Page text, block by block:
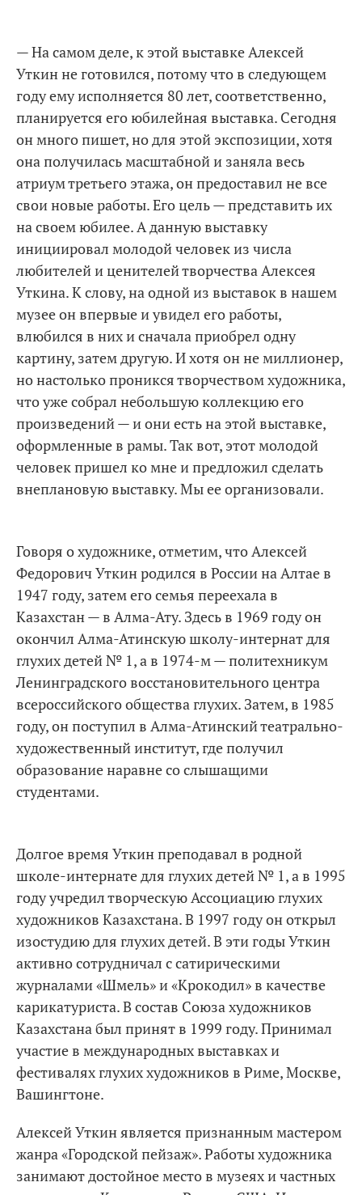
— На самом деле, к этой выставке Алексей
Уткин не готовился, потому что в следующем
году ему исполняется 80 лет, соответственно,
планируется его юбилейная выставка. Сегодня
он много пишет, но для этой экспозиции, хотя
она получилась масштабной и заняла весь
атриум третьего этажа, он предоставил не все
свои новые работы. Его цель — представить их
на своем юбилее. А данную выставку
инициировал молодой человек из числа
любителей и ценителей творчества Алексея
Уткина. К слову, на одной из выставок в нашем
музее он впервые и увидел его работы,
влюбился в них и сначала приобрел одну
картину, затем другую. И хотя он не миллионер,
но настолько проникся творчеством художника,
что уже собрал небольшую коллекцию его
произведений — и они есть на этой выставке,
оформленные в рамы. Так вот, этот молодой
человек пришел ко мне и предложил сделать
внеплановую выставку. Мы ее организовали.
Говоря о художнике, отметим, что Алексей
Федорович Уткин родился в России на Алтае в
1947 году, затем его семья переехала в
Казахстан — в Алма-Ату. Здесь в 1969 году он
окончил Алма-Атинскую школу-интернат для
глухих детей № 1, а в 1974-м — политехникум
Ленинградского восстановительного центра
всероссийского общества глухих. Затем, в 1985
году, он поступил в Алма-Атинский театрально-
художественный институт, где получил
образование наравне со слышащими
студентами.
Долгое время Уткин преподавал в родной
школе-интернате для глухих детей № 1, а в 1995
году учредил творческую Ассоциацию глухих
художников Казахстана. В 1997 году он открыл
изостудию для глухих детей. В эти годы Уткин
активно сотрудничал с сатирическими
журналами «Шмель» и «Крокодил» в качестве
карикатуриста. В состав Союза художников
Казахстана был принят в 1999 году. Принимал
участие в международных выставках и
фестивалях глухих художников в Риме, Москве,
Вашингтоне.
Алексей Уткин является признанным мастером
жанра «Городской пейзаж». Работы художника
занимают достойное место в музеях и частных